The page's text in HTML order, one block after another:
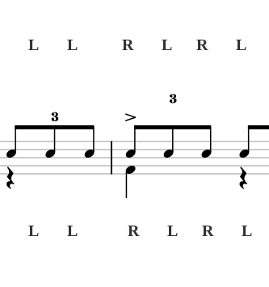
L L
R L R L
L L R L R